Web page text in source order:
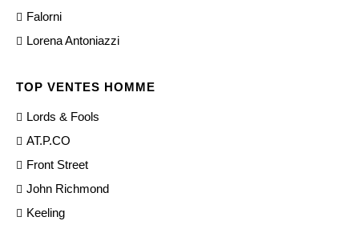
Falorni
Lorena Antoniazzi
TOP VENTES HOMME
Lords & Fools
AT.P.CO
Front Street
John Richmond
Keeling